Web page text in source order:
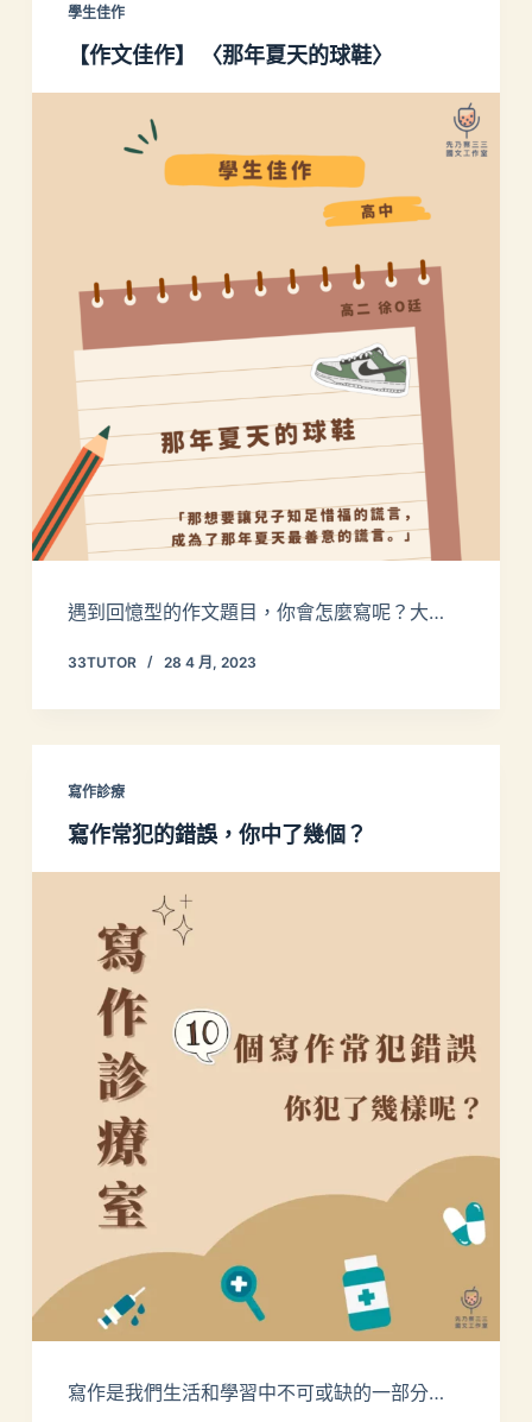
學生佳作
【作文佳作】 〈那年夏天的球鞋〉
遇到回憶型的作文題目，你會怎麼寫呢？大…
33TUTOR 28 4 月, 2023
寫作診療
寫作常犯的錯誤，你中了幾個？
寫作是我們生活和學習中不可或缺的一部分…